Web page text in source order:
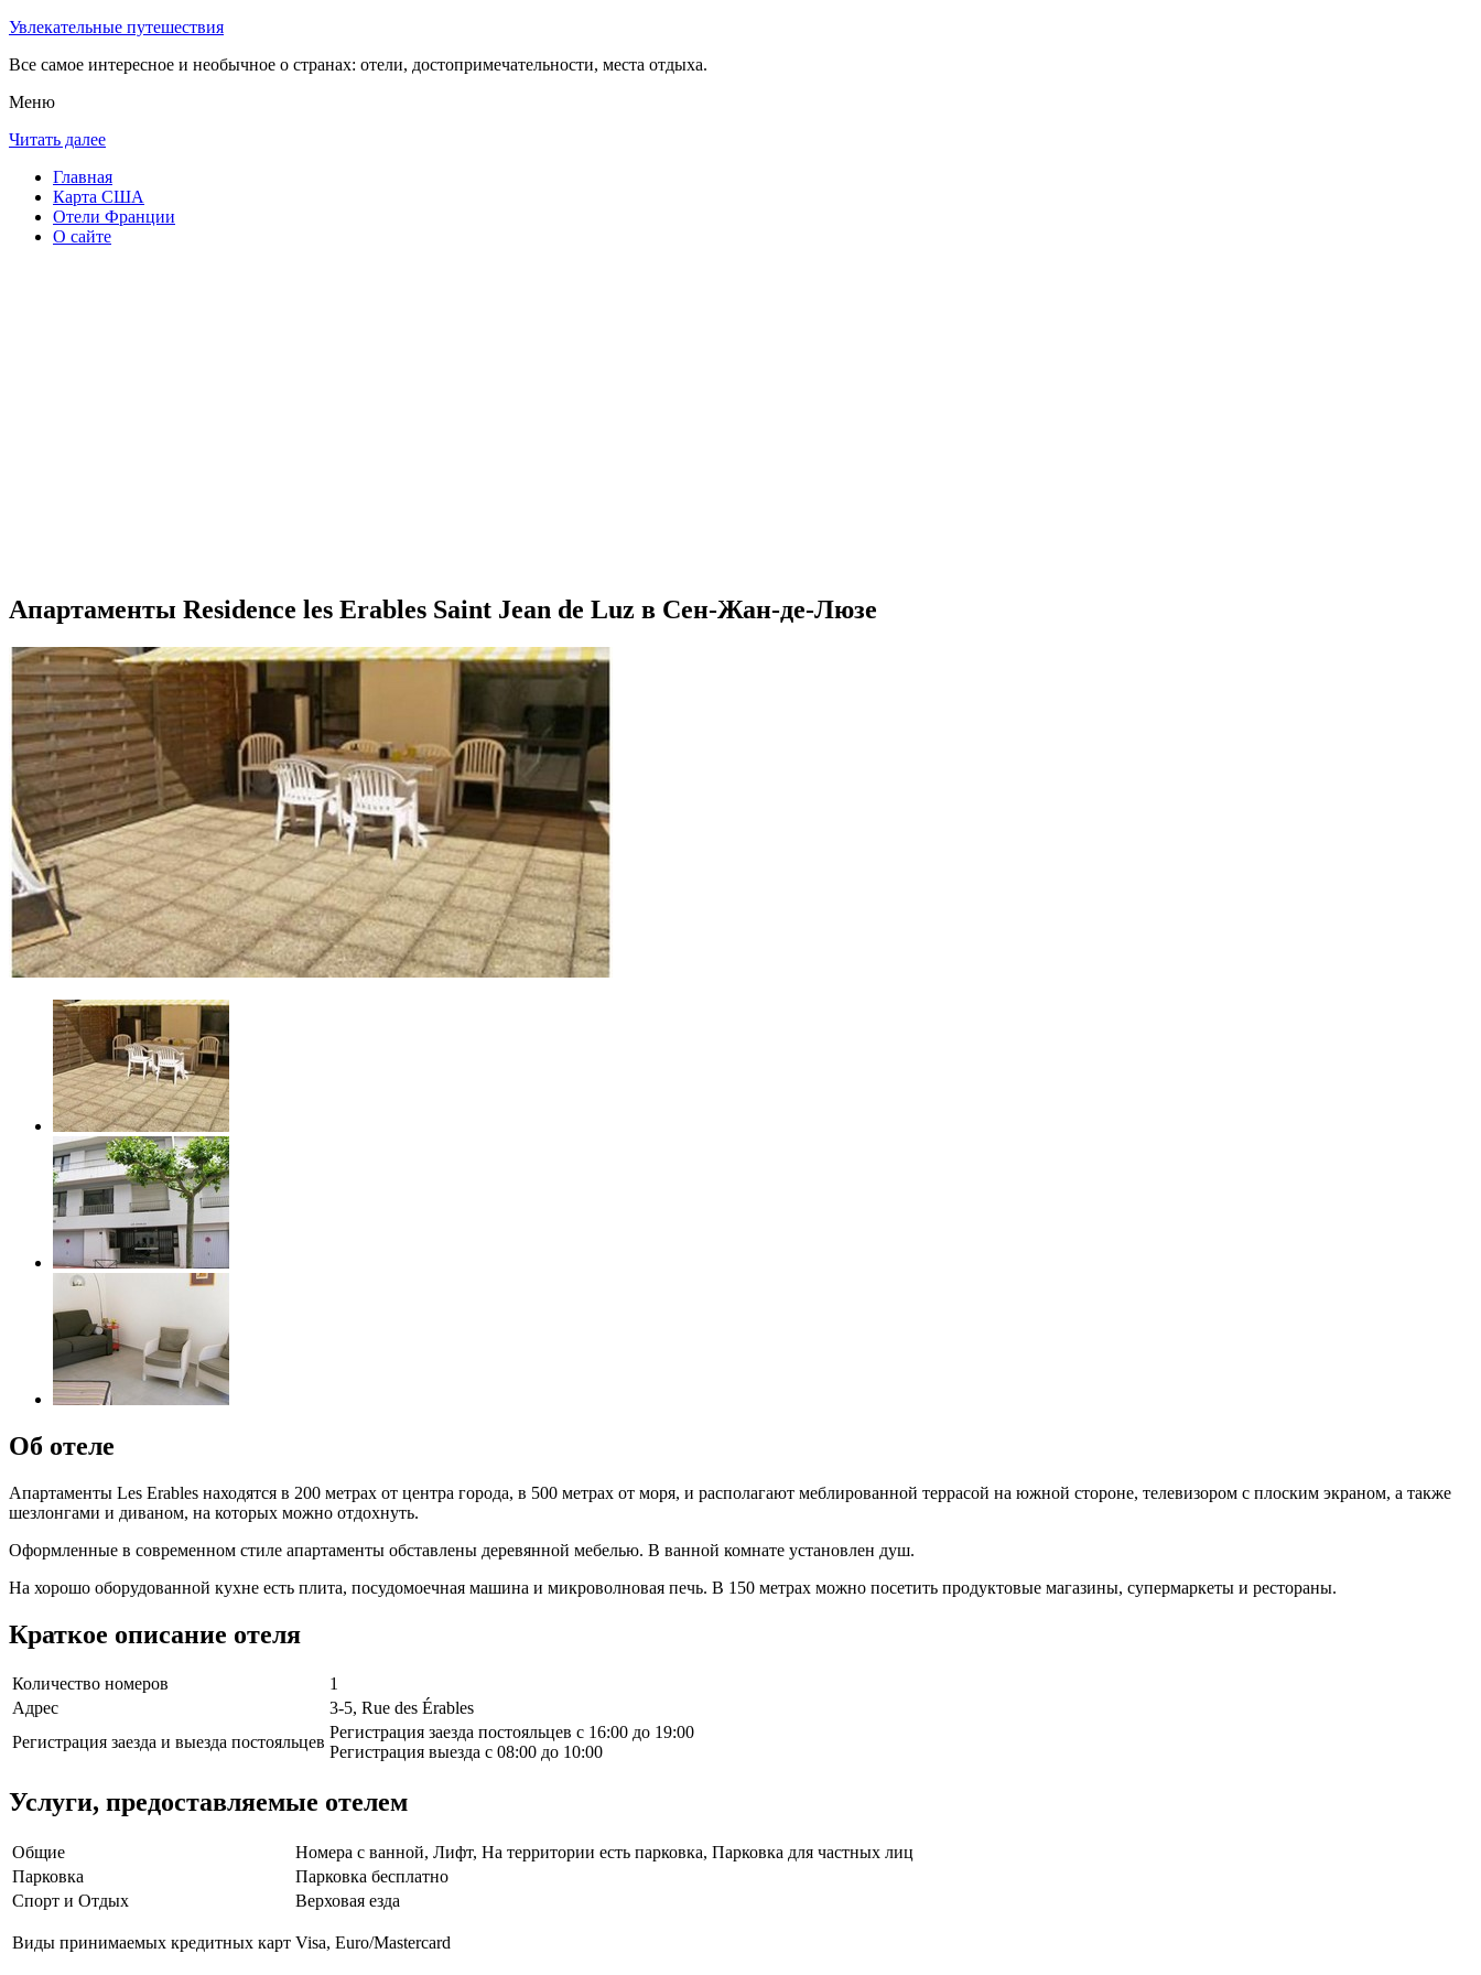
Увлекательные путешествия
Все самое интересное и необычное о странах: отели, достопримечательности, места отдыха.
Меню
Читать далее
Главная
Карта США
Отели Франции
О сайте
Апартаменты Residence les Erables Saint Jean de Luz в Сен-Жан-де-Люзе
Об отеле
Апартаменты Les Erables находятся в 200 метрах от центра города, в 500 метрах от моря, и располагают меблированной террасой на южной стороне, телевизором с плоским экраном, а также
шезлонгами и диваном, на которых можно отдохнуть.
Оформленные в современном стиле апартаменты обставлены деревянной мебелью. В ванной комнате установлен душ.
На хорошо оборудованной кухне есть плита, посудомоечная машина и микроволновая печь. В 150 метрах можно посетить продуктовые магазины, супермаркеты и рестораны.
Краткое описание отеля
Количество номеров
1
Адрес
3-5, Rue des Érables
Регистрация заезда и выезда постояльцев
Регистрация заезда постояльцев с 16:00 до 19:00
Регистрация выезда с 08:00 до 10:00
Услуги, предоставляемые отелем
Общие
Номера с ванной, Лифт, На территории есть парковка, Парковка для частных лиц
Парковка
Парковка бесплатно
Спорт и Отдых
Верховая езда
Виды принимаемых кредитных карт Visa, Euro/Mastercard